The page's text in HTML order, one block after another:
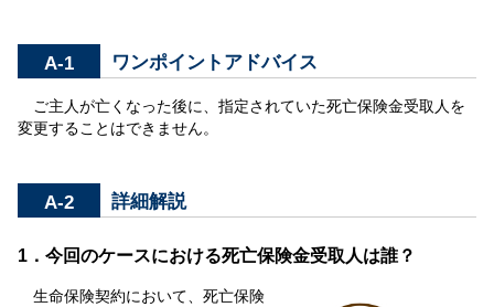
A-1 ワンポイントアドバイス
ご主人が亡くなった後に、指定されていた死亡保険金受取人を
変更することはできません。
A-2 詳細解説
1．今回のケースにおける死亡保険金受取人は誰？
生命保険契約において、死亡保険